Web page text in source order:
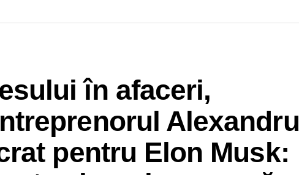
în afaceri,
Alexandru
pentru Elon Musk: